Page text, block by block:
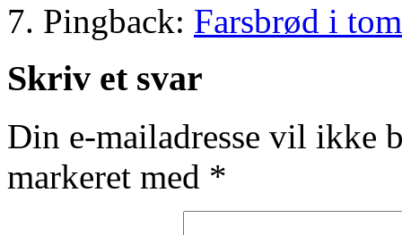
Pingback: Farsbrød i
Skriv et svar
Din e-mailadresse vil ikke
markeret med *